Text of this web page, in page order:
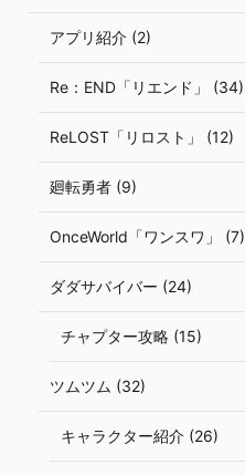
アプリ紹介 (2)
Re：END「リエンド」 (34)
ReLOST「リロスト」 (12)
廻転勇者 (9)
OnceWorld「ワンスワ」 (7)
ダダサバイバー (24)
チャプター攻略 (15)
ツムツム (32)
キャラクター紹介 (26)